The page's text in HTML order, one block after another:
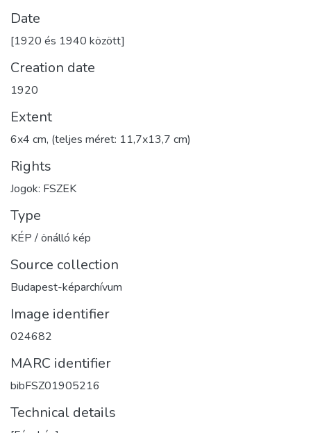
Date
[1920 és 1940 között]
Creation date
1920
Extent
6x4 cm, (teljes méret: 11,7x13,7 cm)
Rights
Jogok: FSZEK
Type
KÉP / önálló kép
Source collection
Budapest-képarchívum
Image identifier
024682
MARC identifier
bibFSZ01905216
Technical details